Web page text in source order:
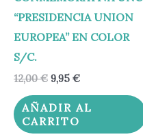
“PRESIDENCIA UNION
EUROPEA” EN COLOR
S/C.
12,00€ 9,95 €
AÑADIR AL
CARRITO